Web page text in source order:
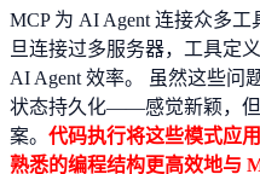
MCP 为 AI Agent 连接众多
旦连接过多服务器，工具定
AI Agent 效率。 虽然这些
状态持久化——感觉新颖，
案。 代码执行将这些模式应
熟悉的编程结构更高效地与